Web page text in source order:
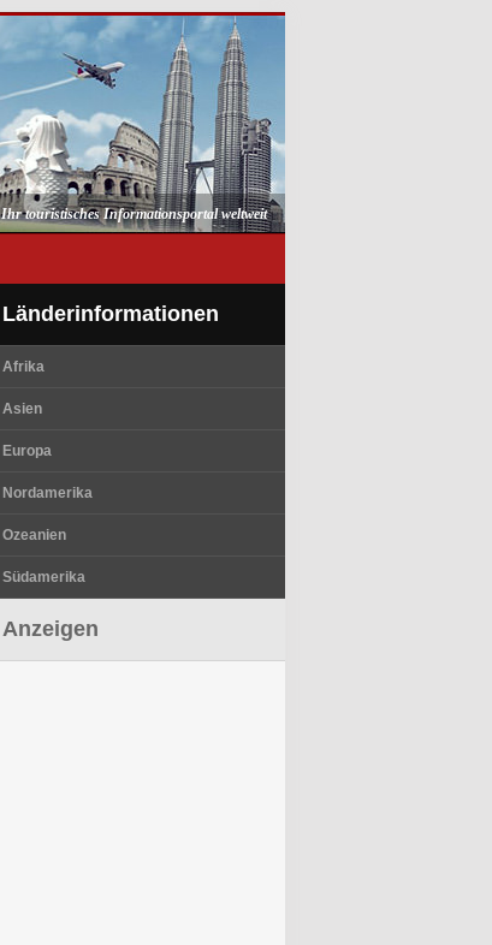
Ihr touristisches Informationsportal weltweit
Länderinformationen
Afrika
Asien
Europa
Nordamerika
Ozeanien
Südamerika
Anzeigen